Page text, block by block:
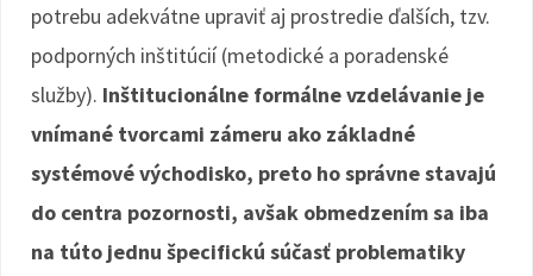
potrebu adekvátne upraviť aj prostredie ďalších, tzv.
podporných inštitúcií (metodické a poradenské
služby). Inštitucionálne formálne vzdelávanie je
vnímané tvorcami zámeru ako základné
systémové východisko, preto ho správne stavajú
do centra pozornosti, avšak obmedzením sa iba
na túto jednu špecifickú súčasť problematiky